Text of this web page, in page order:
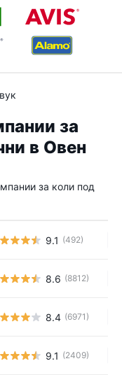
за
в Овен
за коли под
9.1 (492)
8.6 (8812)
8.4 (6971)
9.1 (2409)